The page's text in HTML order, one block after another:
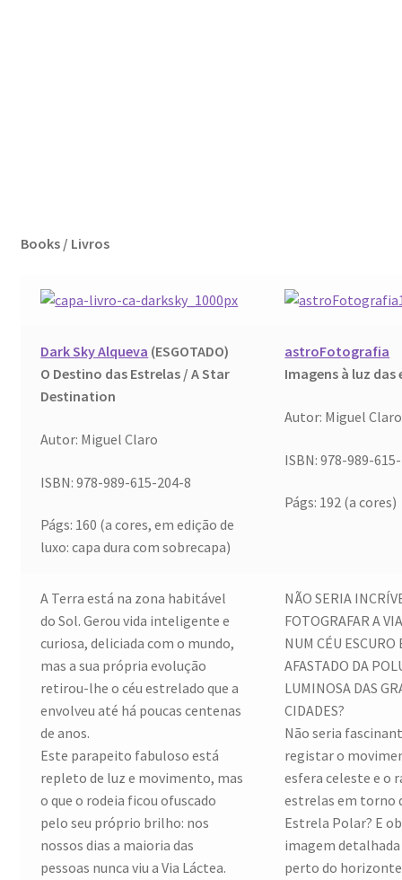
Books / Livros
Dark Sky Alqueva (ESGOTADO)
O Destino das Estrelas / A Star
Destination
Autor: Miguel Claro
ISBN: 978-989-615-204-8
Págs: 160 (a cores, em edição de
luxo: capa dura com sobrecapa)
astroFotografia
Imagens à luz das
Autor: Miguel Claro
ISBN: 978-989-
Págs: 192 (a cores)
A Terra está na zona habitável
do Sol. Gerou vida inteligente e
curiosa, deliciada com o mundo,
mas a sua própria evolução
retirou-lhe o céu estrelado que a
envolveu até há poucas centenas
de anos.
Este parapeito fabuloso está
repleto de luz e movimento, mas
o que o rodeia ficou ofuscado
pelo seu próprio brilho: nos
nossos dias a maioria das
pessoas nunca viu a Via Láctea.
NÃO SERIA
FOTOGRAFAR A
NUM CÉU ESCURO
AFASTADO DA
LUMINOSA DAS
CIDADES?
Não seria
registar o
esfera celeste e o
estrelas em torno
Estrela Polar? E
imagem detalhada
perto do